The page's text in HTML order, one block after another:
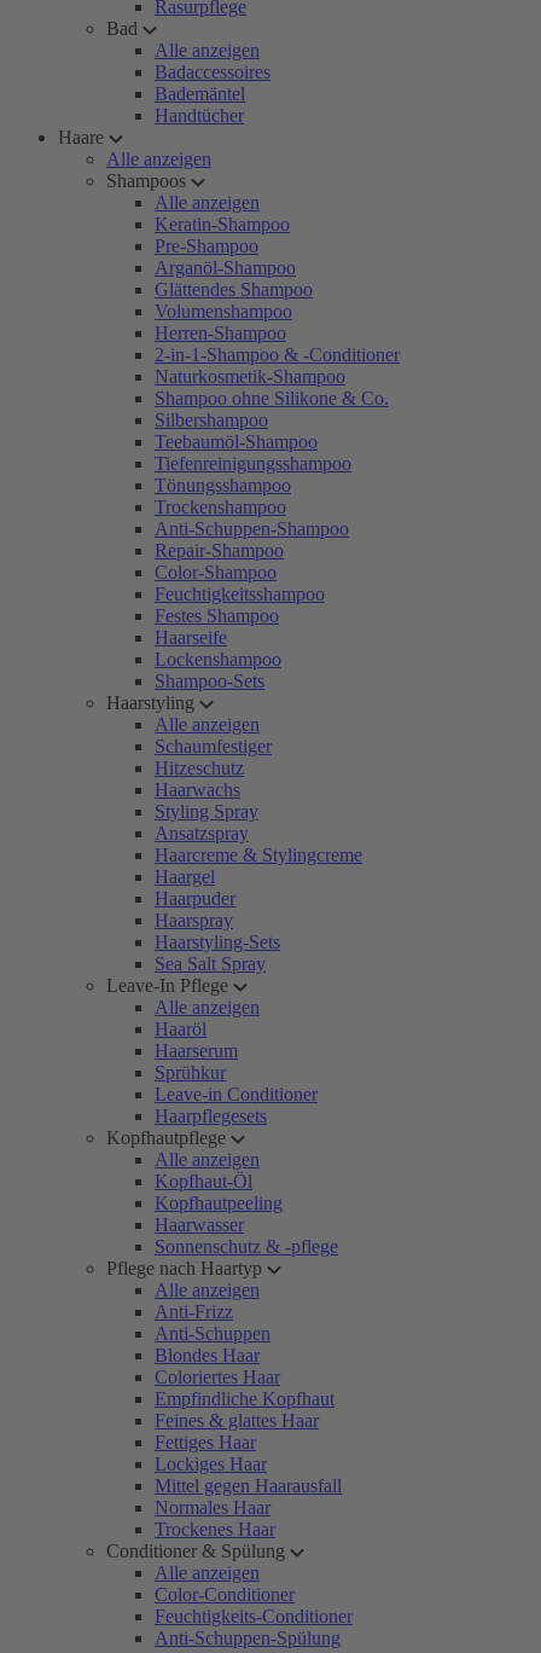
Rasurpflege
Bad
Alle anzeigen
Badaccessoires
Bademäntel
Handtücher
Haare
Alle anzeigen
Shampoos
Alle anzeigen
Keratin-Shampoo
Pre-Shampoo
Arganöl-Shampoo
Glättendes Shampoo
Volumenshampoo
Herren-Shampoo
2-in-1-Shampoo & -Conditioner
Naturkosmetik-Shampoo
Shampoo ohne Silikone & Co.
Silbershampoo
Teebaumöl-Shampoo
Tiefenreinigungsshampoo
Tönungsshampoo
Trockenshampoo
Anti-Schuppen-Shampoo
Repair-Shampoo
Color-Shampoo
Feuchtigkeitsshampoo
Festes Shampoo
Haarseife
Lockenshampoo
Shampoo-Sets
Haarstyling
Alle anzeigen
Schaumfestiger
Hitzeschutz
Haarwachs
Styling Spray
Ansatzspray
Haarcreme & Stylingcreme
Haargel
Haarpuder
Haarspray
Haarstyling-Sets
Sea Salt Spray
Leave-In Pflege
Alle anzeigen
Haaröl
Haarserum
Sprühkur
Leave-in Conditioner
Haarpflegesets
Kopfhautpflege
Alle anzeigen
Kopfhaut-Öl
Kopfhautpeeling
Haarwasser
Sonnenschutz & -pflege
Pflege nach Haartyp
Alle anzeigen
Anti-Frizz
Anti-Schuppen
Blondes Haar
Coloriertes Haar
Empfindliche Kopfhaut
Feines & glattes Haar
Fettiges Haar
Lockiges Haar
Mittel gegen Haarausfall
Normales Haar
Trockenes Haar
Conditioner & Spülung
Alle anzeigen
Color-Conditioner
Feuchtigkeits-Conditioner
Anti-Schuppen-Spülung